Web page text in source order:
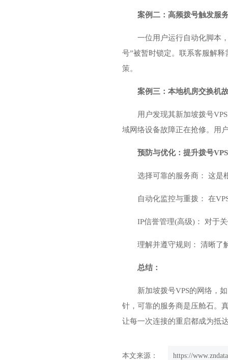
案例二：高频拨号触发服
一位用户运行自动化脚本
号”被暂时锁定。联系客服解
策。
案例三：本地机房交换机
用户发现其新加坡拨号
域网络设备故障正在抢修。用
预防与优化：提升拨号
选择可靠的服务商： 这是
自动化监控与重拨： 在
IP信誉管理(高级)： 对于
理解并遵守规则： 清晰了
总结：
新加坡拨号VPS的网络，
针，可靠的服务商是压舱石。
让每一次连接的重启都成为抵
本文来源： https://